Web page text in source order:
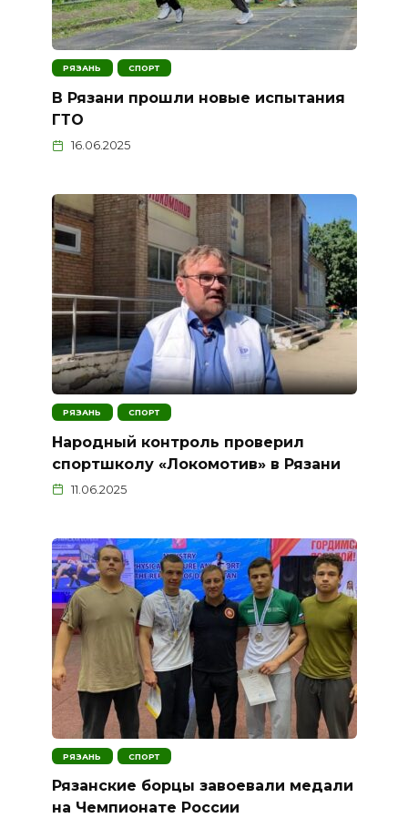
РЯЗАНЬ СПОРТ
В Рязани прошли новые испытания
ГТО
16.06.2025
РЯЗАНЬ СПОРТ
Народный контроль проверил
спортшколу «Локомотив» в Рязани
11.06.2025
РЯЗАНЬ СПОРТ
Рязанские борцы завоевали медали
на Чемпионате России